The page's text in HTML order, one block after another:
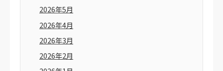
2026年5月
2026年4月
2026年3月
2026年2月